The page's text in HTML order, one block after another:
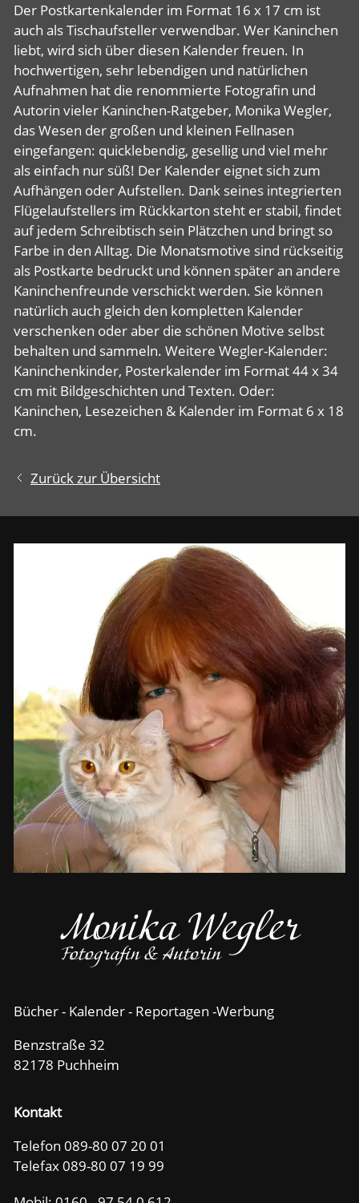
Der Postkartenkalender im Format 16 x 17 cm ist
auch als Tischaufsteller verwendbar. Wer Kaninchen
liebt, wird sich über diesen Kalender freuen. In
hochwertigen, sehr lebendigen und natürlichen
Aufnahmen hat die renommierte Fotografin und
Autorin vieler Kaninchen-Ratgeber, Monika Wegler,
das Wesen der großen und kleinen Fellnasen
eingefangen: quicklebendig, gesellig und viel mehr
als einfach nur süß! Der Kalender eignet sich zum
Aufhängen oder Aufstellen. Dank seines integrierten
Flügelaufstellers im Rückkarton steht er stabil, findet
auf jedem Schreibtisch sein Plätzchen und bringt so
Farbe in den Alltag. Die Monatsmotive sind rückseitig
als Postkarte bedruckt und können später an andere
Kaninchenfreunde verschickt werden. Sie können
natürlich auch gleich den kompletten Kalender
verschenken oder aber die schönen Motive selbst
behalten und sammeln. Weitere Wegler-Kalender:
Kaninchenkinder, Posterkalender im Format 44 x 34
cm mit Bildgeschichten und Texten. Oder:
Kaninchen, Lesezeichen & Kalender im Format 6 x 18
cm.
Zurück zur Übersicht
Bücher - Kalender - Reportagen -Werbung
Benzstraße 32
82178 Puchheim
Kontakt
Telefon 089-80 07 20 01
Telefax 089-80 07 19 99